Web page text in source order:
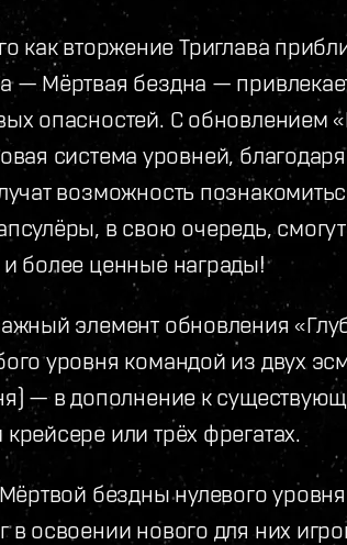
как вторжение Триглава
— Мёртвая бездна —
опасностей. С обновлением
система уровней,
возможность
в свою очередь,
более ценные награды!
элемент обновления
уровня командой из двух
— в дополнение к
или трёх фрегатах.
Мёртвой бездны нулевого
освоении нового для них